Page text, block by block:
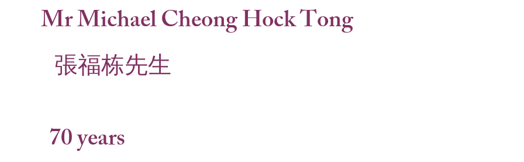
Mr Michael Cheong Hock Tong
張福栋先生
70 years